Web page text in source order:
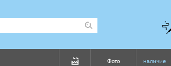
Фото наличие